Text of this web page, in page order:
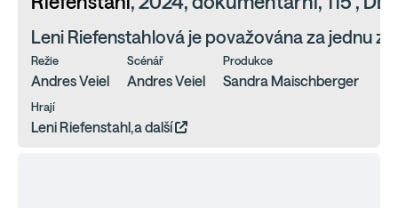
Leni Riefenstahlová je považována za jednu
Režie
Andres Veiel
Scénář
Andres Veiel
Produkce
Sandra Maischberger
Hrají
Leni Riefenstahl,a další